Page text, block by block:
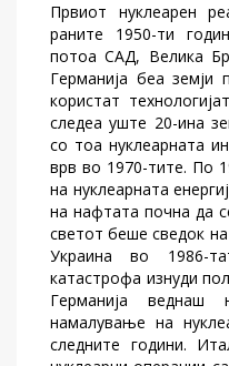
Првиот нуклеарен
раните 1950-ти
потоа САД, Велика
Германија беа земји
користат
следеа уште 20-ина
со тоа нуклеарната
врв во 1970-тите. По
на нуклеарната
на нафтата почна да
светот беше сведок
Украина во 1986-
катастрофа изнуди
Германија веднаш
намалување на
следните години.